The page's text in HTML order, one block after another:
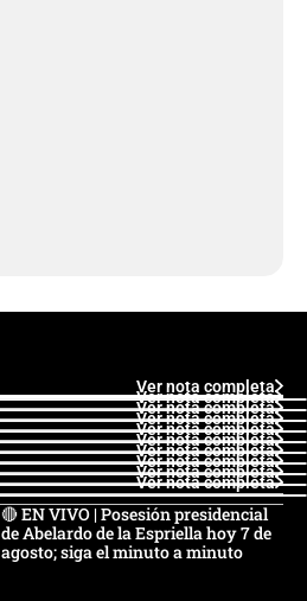
Ver nota completa
Ver nota completa
Ver nota completa
Ver nota completa
Ver nota completa
Ver nota completa
Ver nota completa
Ver nota completa
Ver nota completa
Ver nota completa
🔴 EN VIVO | Posesión presidencial
de Abelardo de la Espriella hoy 7 de
agosto; siga el minuto a minuto